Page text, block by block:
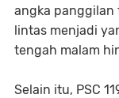
angka panggilan
lintas menjadi
tengah malam
Selain itu, PSC